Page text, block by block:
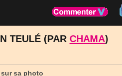
TEULÉ (PAR CHAMA)
sa photo